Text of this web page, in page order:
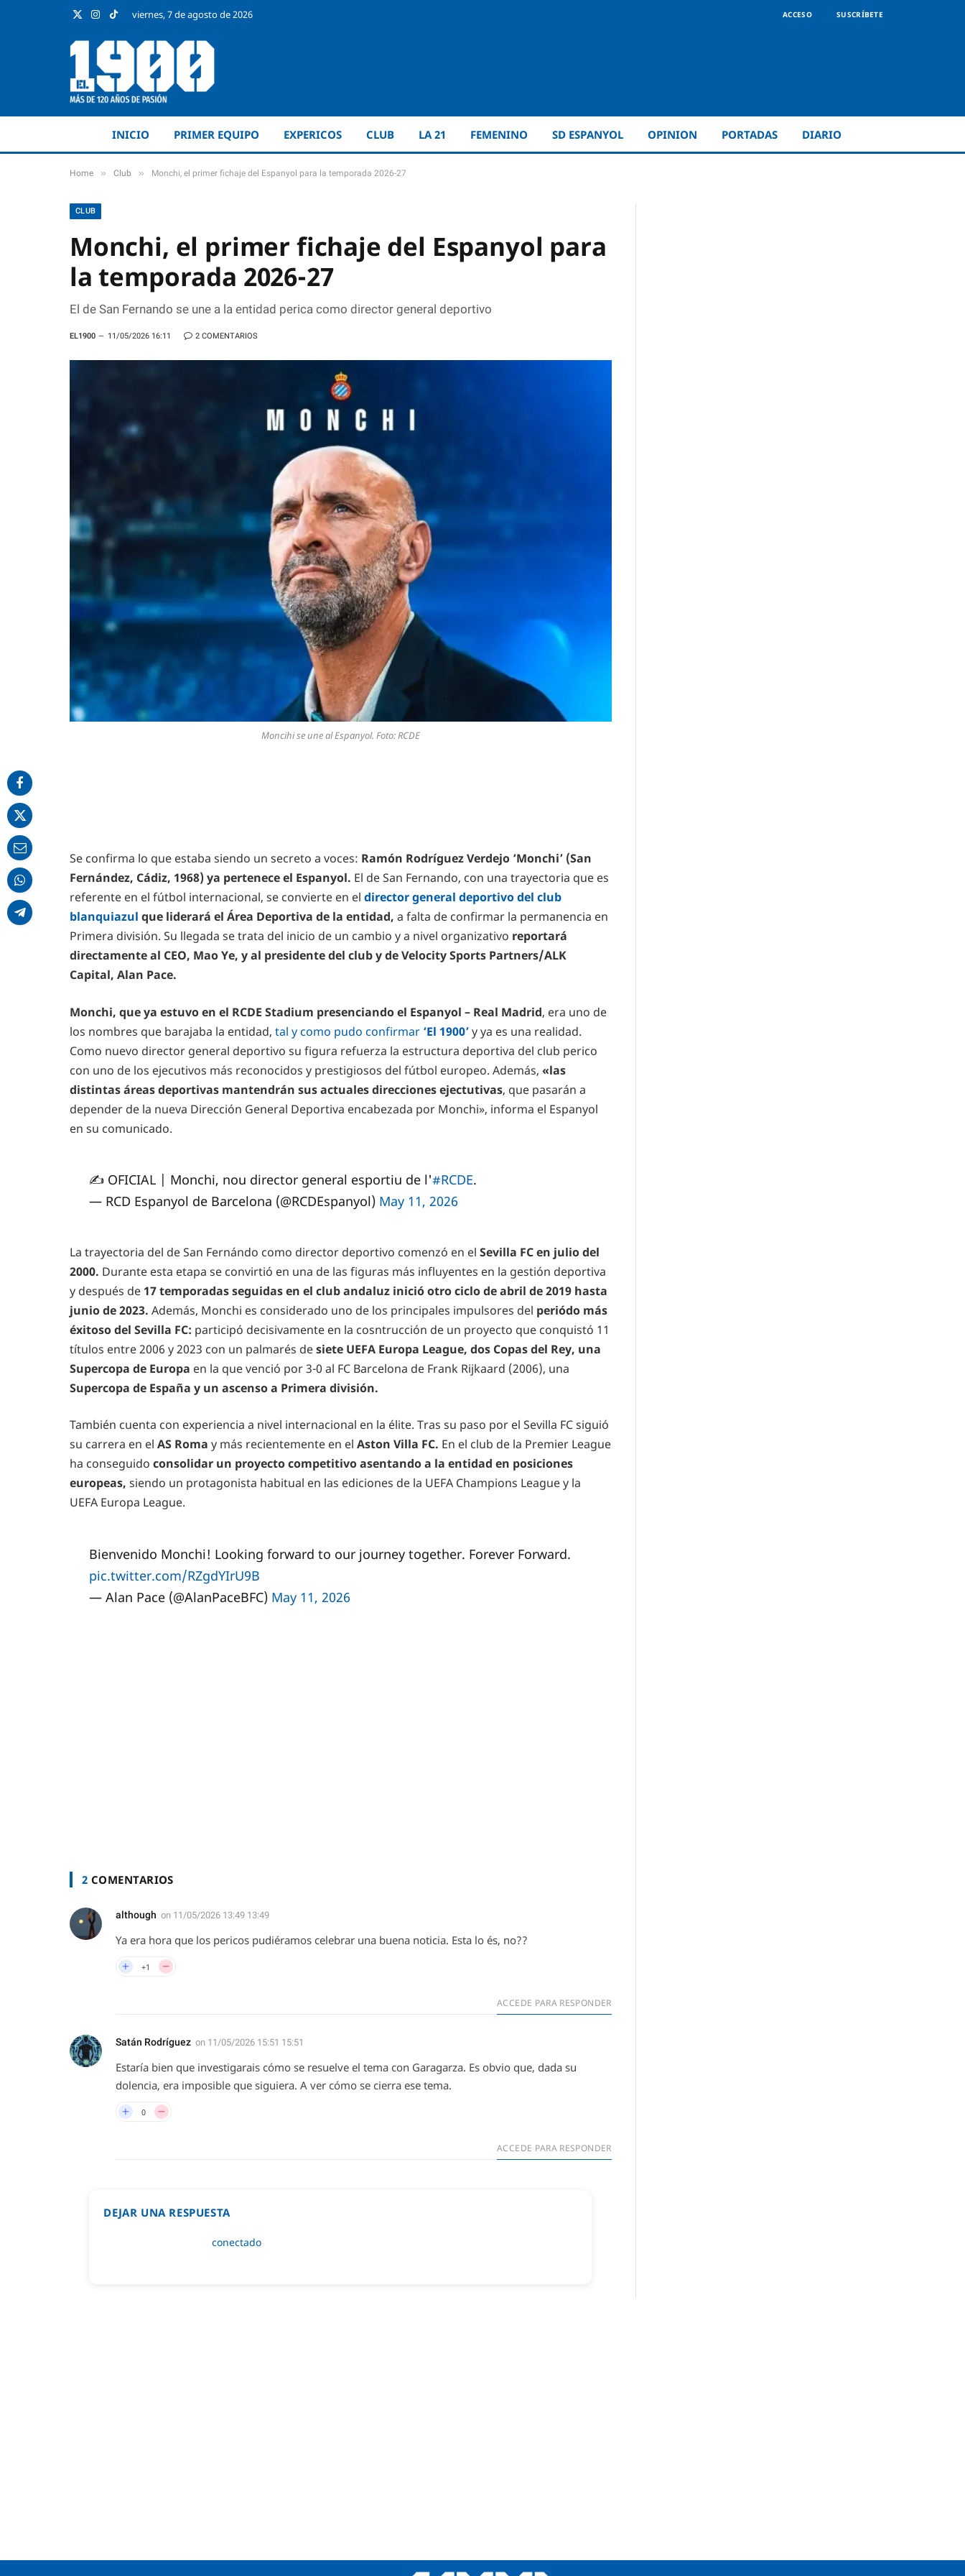
X
Instagram
TikTokviernes, 7 de agosto de 2026 ACCESO SUSCRÍBETE
INICIO PRIMER EQUIPO EXPERICOS CLUB LA 21 FEMENINO SD ESPANYOL OPINION PORTADAS DIARIO
Home » Club » Monchi, el primer fichaje del Espanyol para la temporada 2026-27
CLUB
Monchi, el primer fichaje del Espanyol para
la temporada 2026-27
El de San Fernando se une a la entidad perica como director general deportivo
EL1900 11/05/2026 16:11 2 COMENTARIOS
Moncihi se une al Espanyol. Foto: RCDE
Se confirma lo que estaba siendo un secreto a voces: Ramón Rodríguez Verdejo ‘Monchi’ (San
Fernández, Cádiz, 1968) ya pertenece el Espanyol. El de San Fernando, con una trayectoria que es
referente en el fútbol internacional, se convierte en el director general deportivo del club
blanquiazul que liderará el Área Deportiva de la entidad, a falta de confirmar la permanencia en
Primera división. Su llegada se trata del inicio de un cambio y a nivel organizativo reportará
directamente al CEO, Mao Ye, y al presidente del club y de Velocity Sports Partners/ALK
Capital, Alan Pace.
Monchi, que ya estuvo en el RCDE Stadium presenciando el Espanyol – Real Madrid, era uno de
los nombres que barajaba la entidad, tal y como pudo confirmar ‘El 1900’y ya es una realidad.
Como nuevo director general deportivo su figura refuerza la estructura deportiva del club perico
con uno de los ejecutivos más reconocidos y prestigiosos del fútbol europeo. Además, «las
distintas áreas deportivas mantendrán sus actuales direcciones ejectutivas, que pasarán a
depender de la nueva Dirección General Deportiva encabezada por Monchi», informa el Espanyol
en su comunicado.
✍️ OFICIAL | Monchi, nou director general esportiu de l'#RCDE.
— RCD Espanyol de Barcelona (@RCDEspanyol) May 11, 2026
La trayectoria del de San Fernándo como director deportivo comenzó en el Sevilla FC en julio del
2000. Durante esta etapa se convirtió en una de las figuras más influyentes en la gestión deportiva
y después de 17 temporadas seguidas en el club andaluz inició otro ciclo de abril de 2019 hasta
junio de 2023. Además, Monchi es considerado uno de los principales impulsores del periódo más
éxitoso del Sevilla FC: participó decisivamente en la cosntrucción de un proyecto que conquistó 11
títulos entre 2006 y 2023 con un palmarés desiete UEFA Europa League, dos Copas del Rey, una
Supercopa de Europa en la que venció por 3-0 al FC Barcelona de Frank Rijkaard (2006), una
Supercopa de España y un ascenso a Primera división.
También cuenta con experiencia a nivel internacional en la élite. Tras su paso por el Sevilla FC siguió
su carrera en el AS Roma y más recientemente en el Aston Villa FC. En el club de la Premier League
ha conseguido consolidar un proyecto competitivo asentando a la entidad en posiciones
europeas, siendo un protagonista habitual en las ediciones de la UEFA Champions League y la
UEFA Europa League.
Bienvenido Monchi! Looking forward to our journey together. Forever Forward.
pic.twitter.com/RZgdYIrU9B
— Alan Pace (@AlanPaceBFC) May 11, 2026
2 COMENTARIOS
although on 11/05/2026 13:49 13:49
Ya era hora que los pericos pudiéramos celebrar una buena noticia. Esta lo és, no??
+1
ACCEDE PARA RESPONDER
Satán Rodríguez on 11/05/2026 15:51 15:51
Estaría bien que investigarais cómo se resuelve el tema con Garagarza. Es obvio que, dada su
dolencia, era imposible que siguiera. A ver cómo se cierra ese tema.
0
ACCEDE PARA RESPONDER
DEJAR UNA RESPUESTA
Lo siento, debes estarconectado